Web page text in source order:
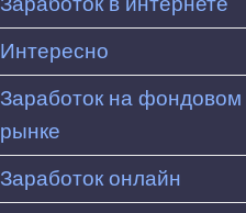
Интересно
Заработок на фондовом
рынке
Заработок онлайн